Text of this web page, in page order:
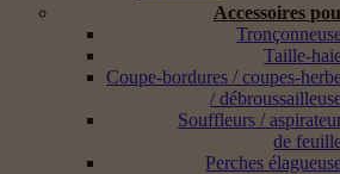
Accessoires
Taille-
Coupe-bordures / coupes-
/
Souffleurs /
de
Perches